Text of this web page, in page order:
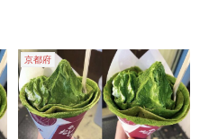
京都府